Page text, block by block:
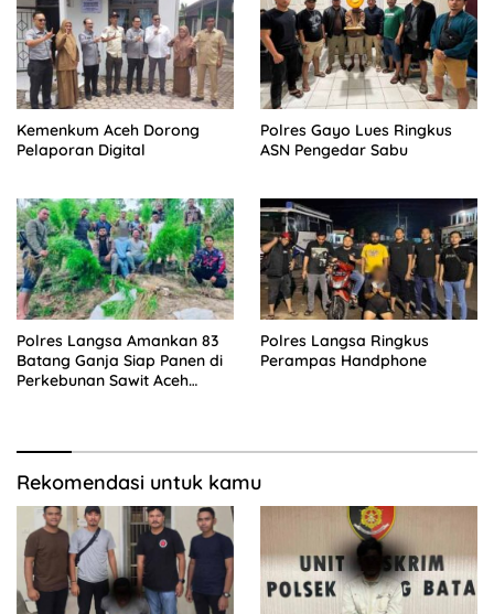
Kemenkum Aceh Dorong
Pelaporan Digital
Polres Gayo Lues Ringkus
ASN Pengedar Sabu
Polres Langsa Amankan 83
Batang Ganja Siap Panen di
Perkebunan Sawit Aceh
Polres Langsa Ringkus
Perampas Handphone
Rekomendasi untuk kamu